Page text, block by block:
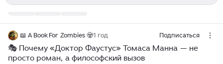
📖 A Book For Zombies 🧟1 год Подписаться
🎭 Почему «Доктор Фаустус» Томаса Манна — не
просто роман, а философский вызов